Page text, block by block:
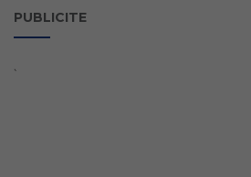
PUBLICITE
`